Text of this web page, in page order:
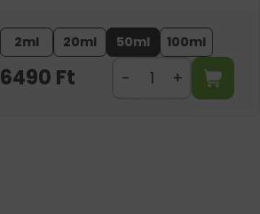
2ml 20ml 50ml 100ml
6490 Ft